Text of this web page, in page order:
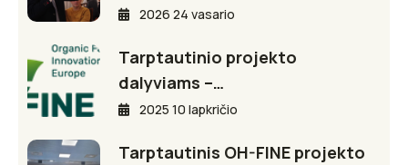
2026 24 vasario
Tarptautinio projekto
dalyviams –…
2025 10 lapkričio
Tarptautinis OH-FINE projekto